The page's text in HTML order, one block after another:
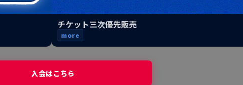
チケット三次優先販売
more
入会はこちら